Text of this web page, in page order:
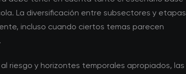
La diversificación entre subsectores y etapas
incluso cuando ciertos temas parecen
riesgo y horizontes temporales apropiados, las